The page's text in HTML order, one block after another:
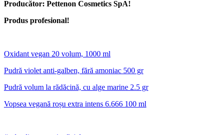
Producător: Pettenon Cosmetics SpA!
Produs profesional!
Oxidant vegan 20 volum, 1000 ml
Pudră violet anti-galben, fără amoniac 500 gr
Pudră volum la rădăcină, cu alge marine 2.5 gr
Vopsea vegană roșu extra intens 6.666 100 ml